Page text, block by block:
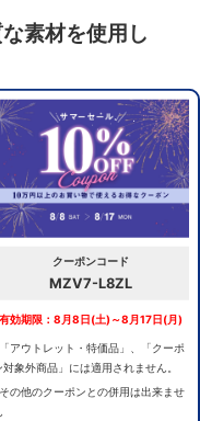
クーポンコード
MZV7-L8ZL
有効期限：8月8日(土)～8月17日(月)
アウトレット・特価品」、「クーポ
対象外商品」には適用されません。
の他のクーポンとの併用は出来ませ
素材を使用し